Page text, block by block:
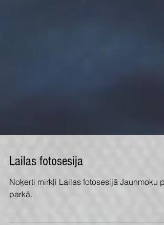
Lailas fotosesija
Noķerti mirkļi Lailas fotosesijā Jaunmoku